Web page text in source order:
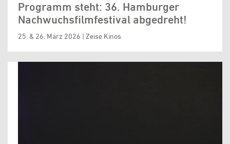
Programm steht: 36. Hamburger
Nachwuchsfilmfestival abgedreht!
25. & 26. März 2026 | Zeise Kinos